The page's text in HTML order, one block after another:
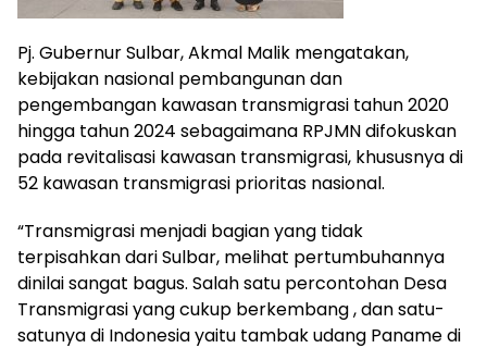
Pj. Gubernur Sulbar, Akmal Malik mengatakan,
kebijakan nasional pembangunan dan
pengembangan kawasan transmigrasi tahun 2020
hingga tahun 2024 sebagaimana RPJMN difokuskan
pada revitalisasi kawasan transmigrasi, khususnya di
52 kawasan transmigrasi prioritas nasional.
“Transmigrasi menjadi bagian yang tidak
terpisahkan dari Sulbar, melihat pertumbuhannya
dinilai sangat bagus. Salah satu percontohan Desa
Transmigrasi yang cukup berkembang , dan satu-
satunya di Indonesia yaitu tambak udang Paname di